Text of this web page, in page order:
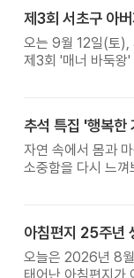
오는 9월 12일(토),
제3회 '매너 바둑왕
추석 특집 '행복한
자연 속에서 몸과
소중함을 다시 느껴
아침편지 25주년
오늘은 2026년 8